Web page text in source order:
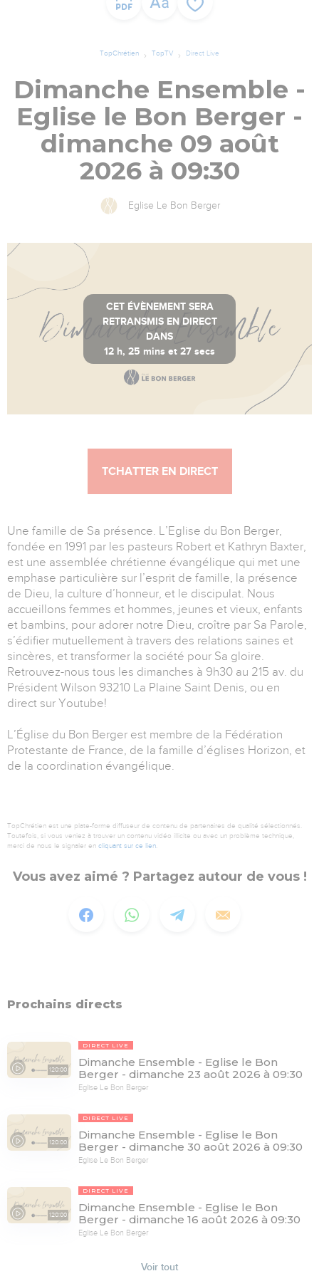
TopChrétien TopTV Direct Live
Dimanche Ensemble -
Eglise le Bon Berger -
dimanche 09 août
2026 à 09:30
Eglise Le Bon Berger
CET ÉVÈNEMENT SERA
RETRANSMIS EN DIRECT
DANS
12 h, 25 mins et 26 secs
TCHATTER EN DIRECT
Une famille de Sa présence. L’Eglise du Bon Berger,
fondée en 1991 par les pasteurs Robert et Kathryn Baxter,
est une assemblée chrétienne évangélique qui met une
emphase particulière sur l’esprit de famille, la présence
de Dieu, la culture d’honneur, et le discipulat. Nous
accueillons femmes et hommes, jeunes et vieux, enfants
et bambins, pour adorer notre Dieu, croître par Sa Parole,
s’édifier mutuellement à travers des relations saines et
sincères, et transformer la société pour Sa gloire.
Retrouvez-nous tous les dimanches à 9h30 au 215 av. du
Président Wilson 93210 La Plaine Saint Denis, ou en
direct sur Youtube!
L’Église du Bon Berger est membre de la Fédération
Protestante de France, de la famille d’églises Horizon, et
de la coordination évangélique.
TopChrétien est une plate-forme diffuseur de contenu de partenaires de qualité sélectionnés.
Toutefois, si vous veniez à trouver un contenu vidéo illicite ou avec un problème technique,
merci de nous le signaler en cliquant sur ce lien
Vous avez aimé ? Partagez autour de vous !
Prochains directs
120:00
DIRECT LIVE
Dimanche Ensemble - Eglise le Bon
Berger - dimanche 23 août 2026 à 09:30
Eglise Le Bon Berger
120:00
DIRECT LIVE
Dimanche Ensemble - Eglise le Bon
Berger - dimanche 30 août 2026 à 09:30
Eglise Le Bon Berger
120:00
DIRECT LIVE
Dimanche Ensemble - Eglise le Bon
Berger - dimanche 16 août 2026 à 09:30
Eglise Le Bon Berger
Voir tout